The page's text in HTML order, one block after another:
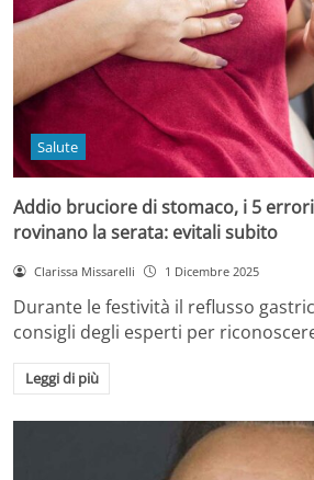
Salute
Addio bruciore di stomaco, i 5
rovinano la serata: evitali subito
Clarissa Missarelli 1 Dicembre 2025
Durante le festività il reflusso
consigli degli esperti per
Leggi di più